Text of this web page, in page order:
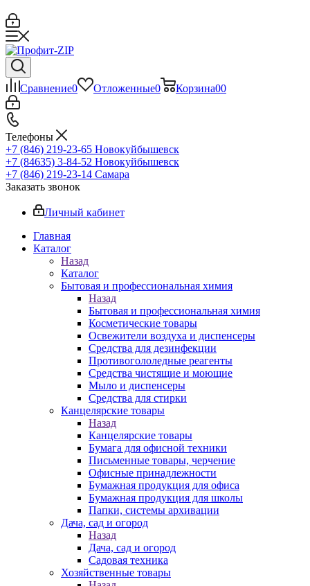
Сравнение0 Отложенные0 Корзина00
Телефоны
+7 (846) 219-23-65 Новокуйбышевск
+7 (84635) 3-84-52 Новокуйбышевск
+7 (846) 219-23-14 Самара
Заказать звонок
Личный кабинет
Главная
Каталог
Назад
Каталог
Бытовая и профессиональная химия
Назад
Бытовая и профессиональная химия
Косметические товары
Освежители воздуха и диспенсеры
Средства для дезинфекции
Противогололедные реагенты
Средства чистящие и моющие
Мыло и диспенсеры
Средства для стирки
Канцелярские товары
Назад
Канцелярские товары
Бумага для офисной техники
Письменные товары, черчение
Офисные принадлежности
Бумажная продукция для офиса
Бумажная продукция для школы
Папки, системы архивации
Дача, сад и огород
Назад
Дача, сад и огород
Садовая техника
Хозяйственные товары